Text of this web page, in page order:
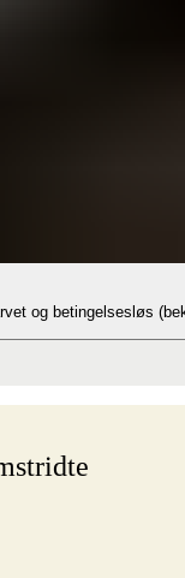
og betingelsesløs